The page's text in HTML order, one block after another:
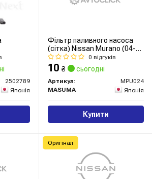
2502789
Японія
Фільтр паливного насоса
(сітка) Nissan Murano (04-
08), Qashqai (10-), X-Trail
(07-14) (MPU-024) MASUMA
0 відгуків
10 ₴ сьогодні
Артикул:
MPU024
MASUMA
Японія
Купити
Оригінал